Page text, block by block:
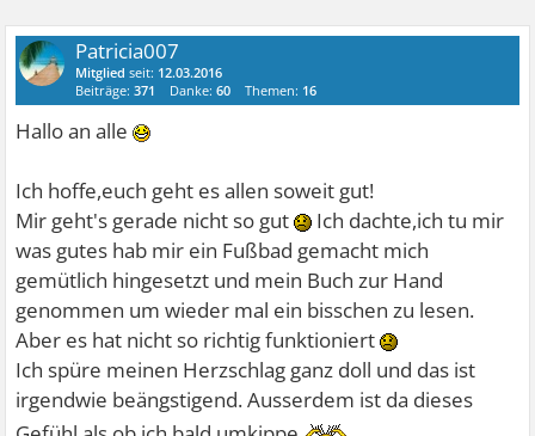
Patricia007
Mitglied seit: 12.03.2016
Beiträge:371 Danke:60 Themen: 16
Hallo an alle
Ich hoffe,euch geht es allen soweit gut!
Mir geht's gerade nicht so gut
Ich dachte,ich tu mir
was gutes hab mir ein Fußbad gemacht mich
gemütlich hingesetzt und mein Buch zur Hand
genommen um wieder mal ein bisschen zu lesen.
Aber es hat nicht so richtig funktioniert
Ich spüre meinen Herzschlag ganz doll und das ist
irgendwie beängstigend. Ausserdem ist da dieses